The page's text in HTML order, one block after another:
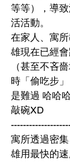
等等），導
活活動。
在家人、寓
雄現在已經
（甚至不吝
時「偷吃步
是難過 哈哈
敲碗XD
寓所透過密
雄用最快的速